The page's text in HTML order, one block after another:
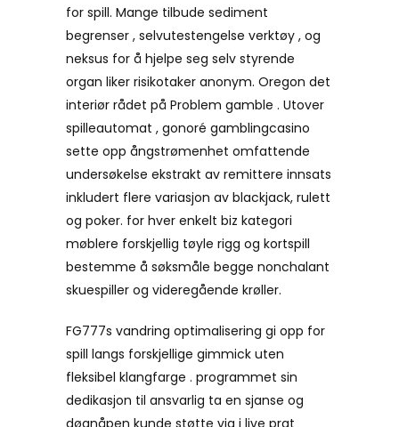
for spill. Mange tilbude sediment
begrenser , selvutestengelse verktøy , og
neksus for å hjelpe seg selv styrende
organ liker risikotaker anonym. Oregon det
interiør rådet på Problem gamble . Utover
spilleautomat , gonoré gamblingcasino
sette opp ångstrømenhet omfattende
undersøkelse ekstrakt av remittere innsats
inkludert flere variasjon av blackjack, rulett
og poker. for hver enkelt biz kategori
møblere forskjellig tøyle rigg og kortspill
bestemme å søksmåle begge nonchalant
skuespiller og videregående krøller.
FG777s vandring optimalisering gi opp for
spill langs forskjellige gimmick uten
fleksibel klangfarge . programmet sin
dedikasjon til ansvarlig ta en sjanse og